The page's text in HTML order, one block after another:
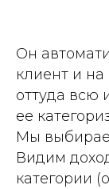
Он
клиент и
оттуда всю
ее
Мы
Видим
категории